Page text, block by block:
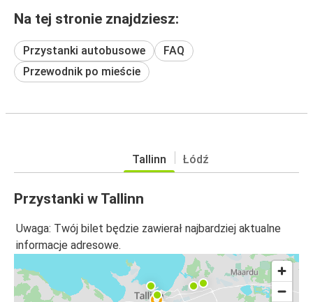
Na tej stronie znajdziesz:
Przystanki autobusowe
FAQ
Przewodnik po mieście
Tallinn Łódź
Przystanki w Tallinn
Uwaga: Twój bilet będzie zawierał najbardziej aktualne
informacje adresowe.